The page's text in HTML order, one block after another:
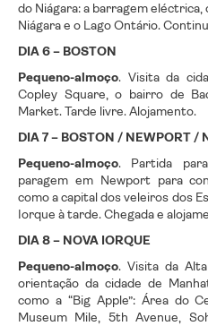
do Niágara: a barragem
Niágara e o Lago Ontário.
DIA 6 – BOSTON
Pequeno-almoço. Visita da
Copley Square, o bairro de
Market. Tarde livre. Alojamento.
DIA 7 – BOSTON / NEWPORT /
Pequeno-almoço. Partida
paragem em Newport para
como a capital dos veleiros dos
Iorque à tarde. Chegada e
DIA 8 – NOVA IORQUE
Pequeno-almoço. Visita da
orientação da cidade de
como a “Big Apple”: Área do
Museum Mile, 5th Avenue,